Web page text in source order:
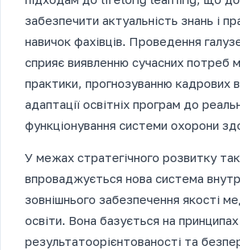
забезпечити актуальність знань і
навичок фахівців. Проведення
сприяє виявленню сучасних потреб
практики, прогнозуванню кадрових
адаптації освітніх програм до
функціонування системи охорони
У межах стратегічного розвитку
впроваджується нова система
зовнішнього забезпечення якості
освіти. Вона базується на
результатоорієнтованості та